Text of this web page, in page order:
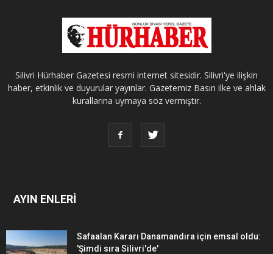
Silivri Hürhaber Gazetesi resmi internet sitesidir. Silivri'ye ilişkin
haber, etkinlik ve duyurular yayınlar. Gazetemiz Basın ilke ve ahlak
kurallarına uymaya söz vermiştir.
AYIN ENLERİ
Safaalan Kararı Danamandıra için emsal oldu:
'Şimdi sıra Silivri'de'